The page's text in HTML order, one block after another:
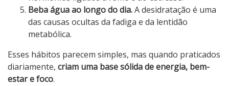
Beba água ao longo do dia.A desidratação é uma
das causas ocultas da fadiga e da lentidão
metabólica.
Esses hábitos parecem simples, mas quando praticados
diariamente, criam uma base sólida de energia, bem-
estar e foco.